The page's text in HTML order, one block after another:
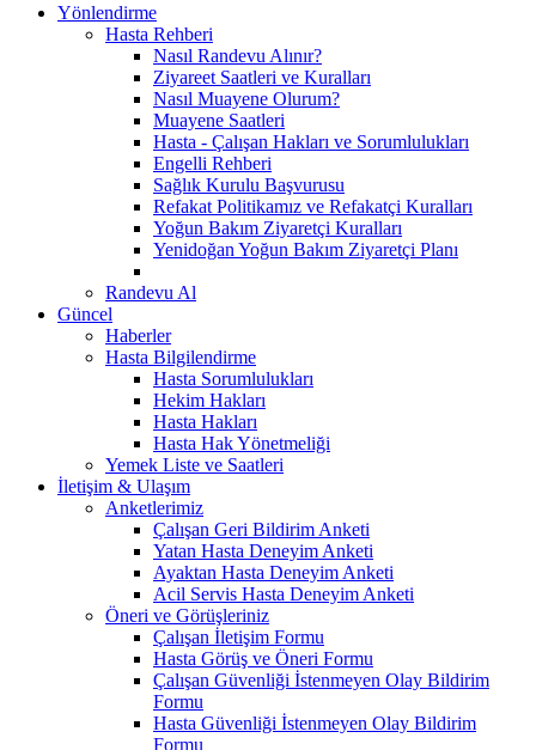
Yönlendirme
Hasta Rehberi
Nasıl Randevu Alınır?
Ziyareet Saatleri ve Kuralları
Nasıl Muayene Olurum?
Muayene Saatleri
Hasta - Çalışan Hakları ve Sorumlulukları
Engelli Rehberi
Sağlık Kurulu Başvurusu
Refakat Politikamız ve Refakatçi Kuralları
Yoğun Bakım Ziyaretçi Kuralları
Yenidoğan Yoğun Bakım Ziyaretçi Planı
Randevu Al
Güncel
Haberler
Hasta Bilgilendirme
Hasta Sorumlulukları
Hekim Hakları
Hasta Hakları
Hasta Hak Yönetmeliği
Yemek Liste ve Saatleri
İletişim & Ulaşım
Anketlerimiz
Çalışan Geri Bildirim Anketi
Yatan Hasta Deneyim Anketi
Ayaktan Hasta Deneyim Anketi
Acil Servis Hasta Deneyim Anketi
Öneri ve Görüşleriniz
Çalışan İletişim Formu
Hasta Görüş ve Öneri Formu
Çalışan Güvenliği İstenmeyen Olay Bildirim
Formu
Hasta Güvenliği İstenmeyen Olay Bildirim
Formu